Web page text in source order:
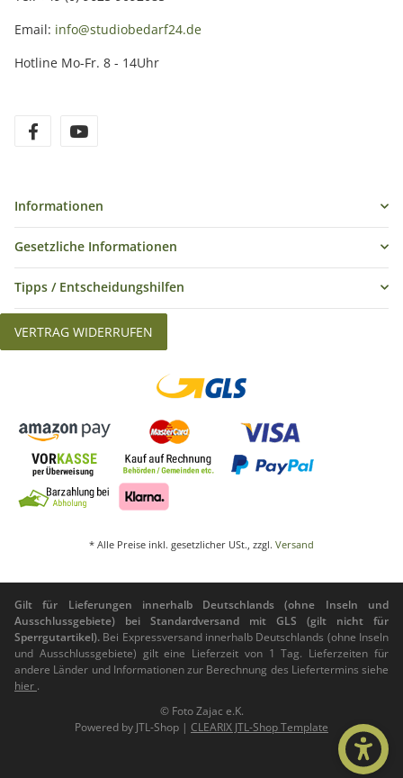
Email: info@studiobedarf24.de
Hotline Mo-Fr. 8 - 14Uhr
Informationen
Gesetzliche Informationen
Tipps / Entscheidungshilfen
VERTRAG WIDERRUFEN
* Alle Preise inkl. gesetzlicher USt., zzgl. Versand
Gilt für Lieferungen innerhalb Deutschlands (ohne Inseln und
Ausschlussgebiete) bei Standardversand mit GLS (gilt nicht für
Sperrgutartikel). Bei Expressversand innerhalb Deutschlands (ohne Inseln
und Ausschlussgebiete) gilt eine Lieferzeit von 1 Tag. Lieferzeiten für
andere Länder und Informationen zur Berechnung des Liefertermins siehe
hier .
© Foto Zajac e.K.
Powered by JTL-Shop | CLEARIX JTL-Shop Template